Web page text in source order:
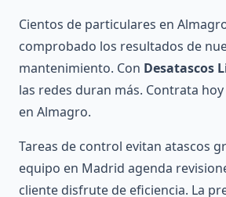
Cientos de particulares en
comprobado los resultados de
mantenimiento. Con Desatascos
las redes duran más. Contrata
en Almagro.
Tareas de control evitan atascos
equipo en Madrid agenda
cliente disfrute de eficiencia. La